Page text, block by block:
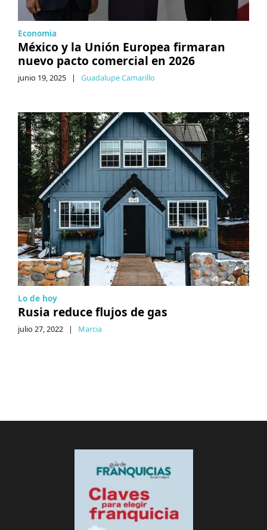
Economia
México y la Unión Europea firmaran
nuevo pacto comercial en 2026
junio 19, 2025 | Guadalupe Camarillo
Lo de hoy
Rusia reduce flujos de gas
julio 27, 2022 | Marcia